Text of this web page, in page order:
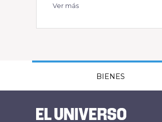
Ver más
BIENES